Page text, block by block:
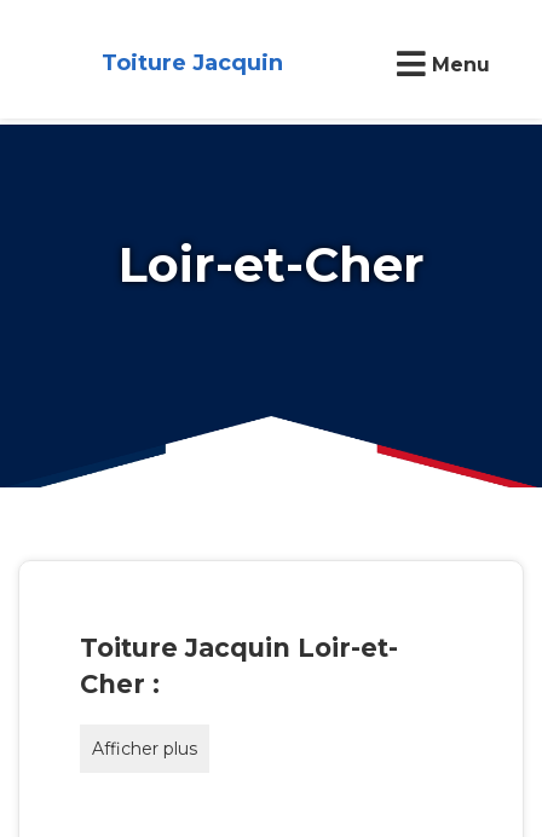
Toiture Jacquin Menu
Loir-et-Cher
Toiture Jacquin Loir-et-
Cher :
Afficher plus